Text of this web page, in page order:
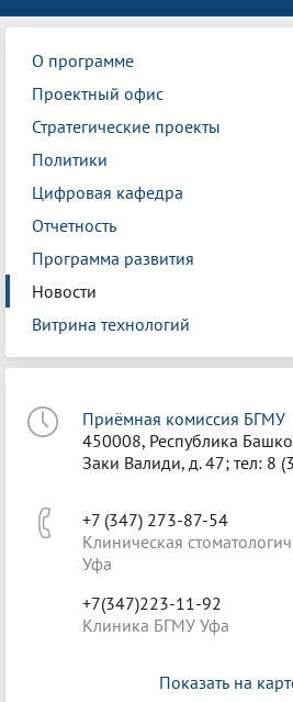
О программе
Проектный офис
Стратегические проекты
Политики
Цифровая кафедра
Отчетность
Программа развития
Новости
Витрина технологий
Приёмная комиссия БГМУ
450008, Республика
Заки Валиди, д. 47; тел: 8
+7 (347) 273-87-54
Клиническая
Уфа
+7(347)223-11-92
Клиника БГМУ Уфа
Показать на